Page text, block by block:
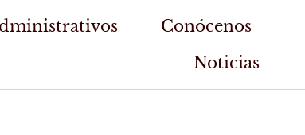
Conócenos
Noticias